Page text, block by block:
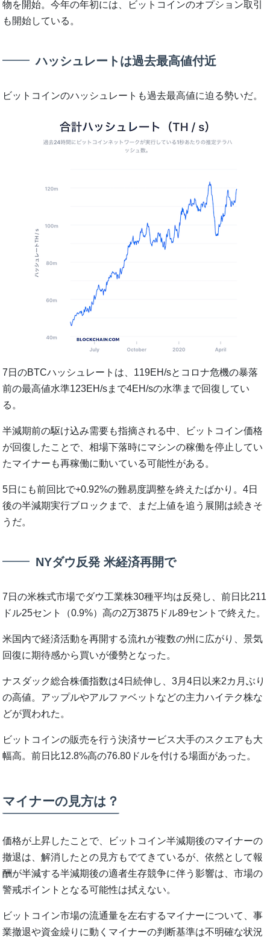
物を開始。今年の年初には、ビットコインのオプション取引
も開始している。
ハッシュレートは過去最高値付近
ビットコインのハッシュレートも過去最高値に迫る勢いだ。
7日のBTCハッシュレートは、119EH/sとコロナ危機の暴落
前の最高値水準123EH/sまで4EH/sの水準まで回復してい
る。
半減期前の駆け込み需要も指摘される中、ビットコイン価格
が回復したことで、相場下落時にマシンの稼働を停止してい
たマイナーも再稼働に動いている可能性がある。
5日にも前回比で+0.92%の難易度調整を終えたばかり。4日
後の半減期実行ブロックまで、まだ上値を追う展開は続きそ
うだ。
NYダウ反発 米経済再開で
7日の米株式市場でダウ工業株30種平均は反発し、前日比211
ドル25セント（0.9%）高の2万3875ドル89セントで終えた。
米国内で経済活動を再開する流れが複数の州に広がり、景気
回復に期待感から買いが優勢となった。
ナスダック総合株価指数は4日続伸し、3月4日以来2カ月ぶり
の高値。アップルやアルファベットなどの主力ハイテク株な
どが買われた。
ビットコインの販売を行う決済サービス大手のスクエアも大
幅高。前日比12.8%高の76.80ドルを付ける場面があった。
マイナーの見方は？
価格が上昇したことで、ビットコイン半減期後のマイナーの
撤退は、解消したとの見方もでてきているが、依然として報
酬が半減する半減期後の適者生存競争に伴う影響は、市場の
警戒ポイントとなる可能性は拭えない。
ビットコイン市場の流通量を左右するマイナーについて、事
業撤退や資金繰りに動くマイナーの判断基準は不明確な状況